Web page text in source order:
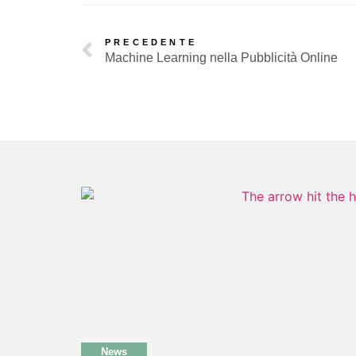
PRECEDENTE
Machine Learning nella Pubblicità Online
News